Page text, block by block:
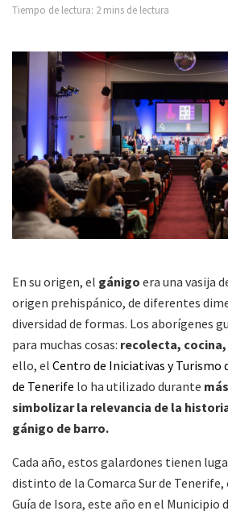
Tiempo de lectura: 2 mins de lectura
En su origen, el gánigo era una vasija
origen prehispánico, de diferentes
diversidad de formas. Los aborígenes
para muchas cosas: recolecta,
ello, el Centro de Iniciativas y Turismo
de Tenerife lo ha utilizado durante
simbolizar la relevancia de la
gánigo de barro.
Cada año, estos galardones tienen
distinto de la Comarca Sur de Tenerife,
Guía de Isora, este año en el Municipio